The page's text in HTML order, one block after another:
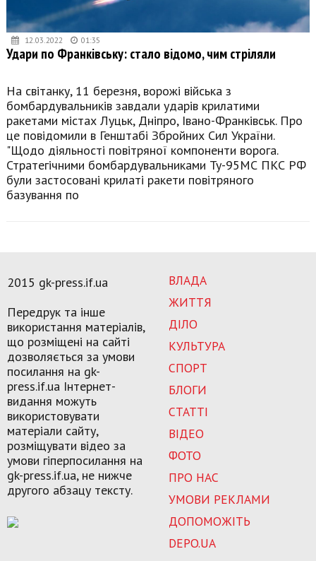
12.03.2022 01:35
Удари по Франківську: стало відомо, чим стріляли
На світанку, 11 березня, ворожі війська з
бомбардувальників завдали ударів крилатими
ракетами містах Луцьк, Дніпро, Івано-Франківськ. Про
це повідомили в Генштабі Збройних Сил України.
"Щодо діяльності повітряної компоненти ворога.
Стратегічними бомбардувальниками Ту-95МС ПКС РФ
були застосовані крилаті ракети повітряного
базування по
ВЛАДА
ЖИТТЯ
ДІЛО
КУЛЬТУРА
СПОРТ
БЛОГИ
СТАТТІ
ВІДЕО
ФОТО
ПРО НАС
УМОВИ РЕКЛАМИ
ДОПОМОЖІТЬ
DEPO.UA
2015 gk-press.if.ua
Передрук та інше
використання матеріалів,
що розміщені на сайті
дозволяється за умови
посилання на gk-
press.if.ua Інтернет-
видання можуть
використовувати
матеріали сайту,
розміщувати відео за
умови гіперпосилання на
gk-press.if.ua, не нижче
другого абзацу тексту.